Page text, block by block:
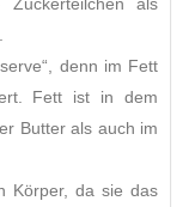
denn im Fett
Fett ist in dem
Butter als auch im
Körper, da sie das